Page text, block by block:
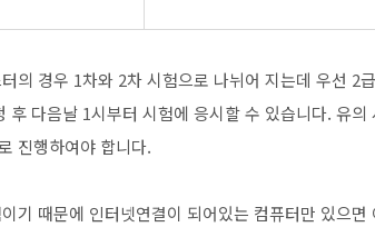
의 경우 1차와 2차 시험으로 나뉘어 지는데 우선 2
후 다음날 1시부터 시험에 응시할 수 있습니다. 유
진행하여야 합니다.
기 때문에 인터넷연결이 되어있는 컴퓨터만 있으